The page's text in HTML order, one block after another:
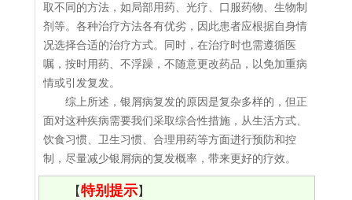
取不同的方法，如局部用药、光疗、口服药物、生物制
剂等。各种治疗方法各有优劣，因此患者应根据自身情
况选择合适的治疗方式。同时，在治疗时也需遵循医
嘱，按时用药、不浮躁，不随意更改药品，以免加重病
情或引发复发。
综上所述，银屑病复发的原因是复杂多样的，但正
面对这种疾病需要我们采取综合性措施，从生活方式、
饮食习惯、卫生习惯、合理用药等方面进行预防和控
制，尽量减少银屑病的复发概率，带来更好的疗效。
【特别提示】